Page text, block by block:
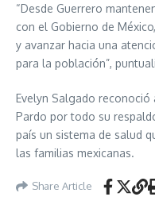
“Desde Guerrero
con el Gobierno de
y avanzar hacia una
para la población”,
Evelyn Salgado reconoció
Pardo por todo su
país un sistema de salud
las familias mexicanas.
Share Article